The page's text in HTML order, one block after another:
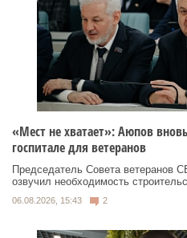
«Мест не хватает»: Аюпов
госпитале для ветеранов
Председатель Совета
озвучил необходимость
06.08.2026, 15:43 2